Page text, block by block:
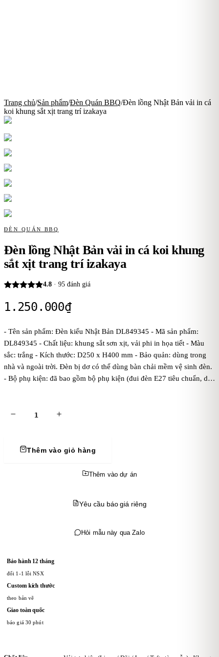
Trang chủ/Sản phẩm/Đèn Quán BBQ/Đèn lồng Nhật Bản vải in cá
koi khung sắt xịt trang trí izakaya
ĐÈN QUÁN BBQ
Đèn lồng Nhật Bản vải in cá koi khung
sắt xịt trang trí izakaya
4.8 · 95 đánh giá
1.250.000₫
- Tên sản phẩm: Đèn kiểu Nhật Bản DL849345 - Mã sản phẩm:
DL849345 - Chất liệu: khung sắt sơn xịt, vải phi in họa tiết - Màu
sắc: trắng - Kích thước: D250 x H400 mm - Bảo quản: dùng trong
nhà và ngoài trời. Đèn bị dơ có thể dùng bàn chải mềm vệ sinh đèn.
- Bộ phụ kiện: đã bao gồm bộ phụ kiện (đui đèn E27 tiêu chuẩn, dây
Điện áp: dòng điện 220V
Thêm vào giỏ hàng
Thêm vào dự án
Yêu cầu báo giá riêng
Hỏi mẫu này qua Zalo
Bảo hành 12 tháng
đổi 1-1 lỗi NSX
Custom kích thước
theo bản vẽ
Giao toàn quốc
báo giá 30 phút